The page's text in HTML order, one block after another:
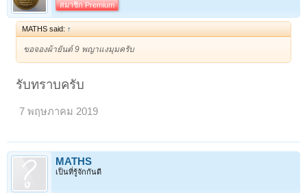
สมาชิก Premium
MATHS said: ↑
ขอจองผ้ายันต์ 9 พญาแงมุมครับ
รับทราบครับ
7 พฤษภาคม 2019
MATHS
เป็นที่รู้จักกันดี